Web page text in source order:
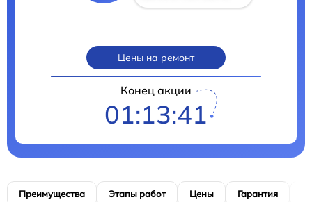
Цены на ремонт
Конец акции
01:13:40
Преимущества Этапы работ Цены Гарантия